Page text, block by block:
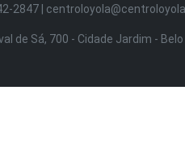
2847 |
de Sá, 700 - Cidade Jardim -